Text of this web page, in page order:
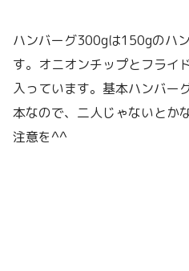
ハンバーグ300gは150gのハ
す。オニオンチップとフライ
入っています。基本ハンバー
本なので、二人じゃないとか
注意を^^